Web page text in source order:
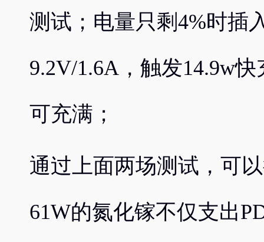
测试；电量只剩4%时插
9.2V/1.6A，触发14.9w
可充满；
通过上面两场测试，可
61W的氮化镓不仅支出